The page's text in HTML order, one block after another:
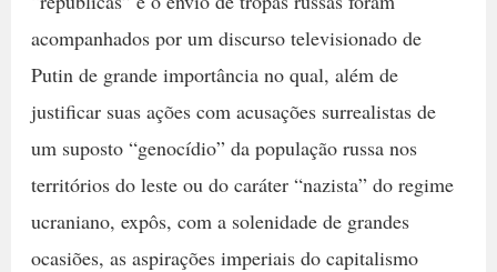
acompanhados por um discurso televisionado de
Putin de grande importância no qual, além de
justificar suas ações com acusações surrealistas de
um suposto “genocídio” da população russa nos
territórios do leste ou do caráter “nazista” do regime
ucraniano, expôs, com a solenidade de grandes
ocasiões, as aspirações imperiais do capitalismo